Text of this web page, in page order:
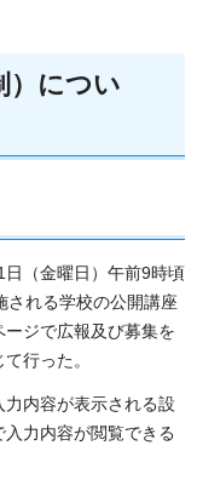
）につい
（金曜日）午前9時頃
される学校の公開講座
ジで広報及び募集を
行った。
内容が表示される設
力内容が閲覧できる